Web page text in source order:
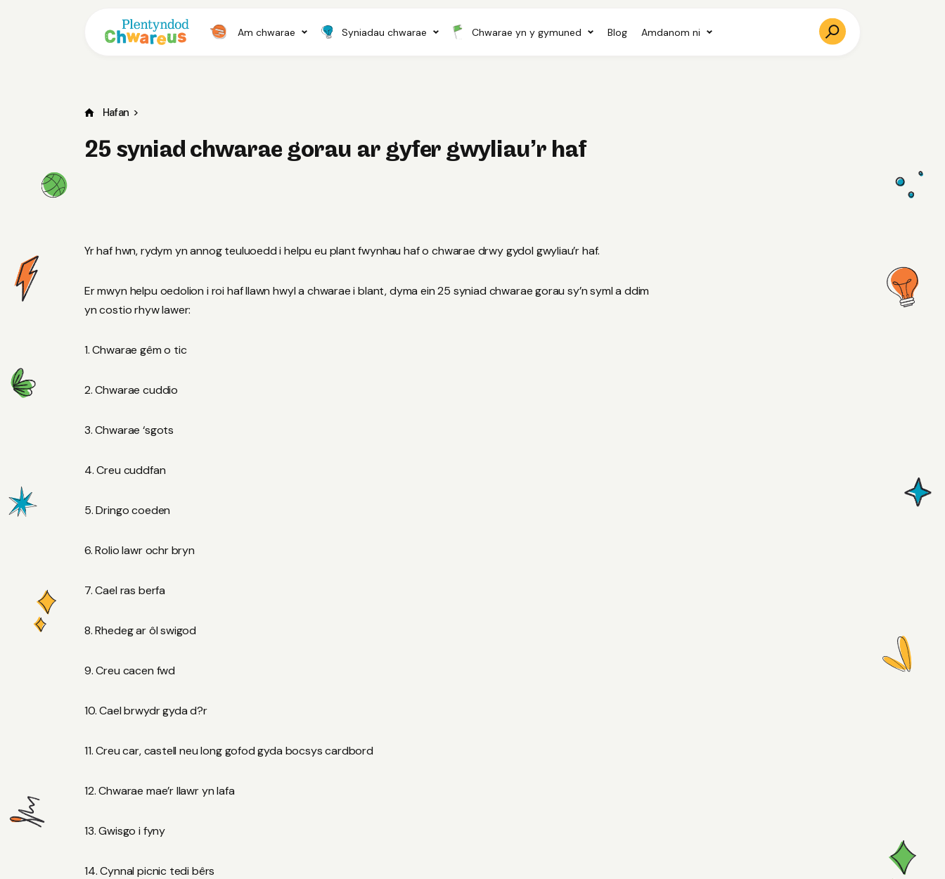
Am chwarae Syniadau chwarae Chwarae yn y gymuned Blog Amdanom ni
Hafan >
25 syniad chwarae gorau ar gyfer gwyliau’r haf
Yr haf hwn, rydym yn annog teuluoedd i helpu eu plant fwynhau haf o chwarae drwy gydol gwyliau’r haf.
Er mwyn helpu oedolion i roi haf llawn hwyl a chwarae i blant, dyma ein 25 syniad chwarae gorau sy’n syml a ddim
yn costio rhyw lawer:
Chwarae gêm o tic
Chwarae cuddio
Chwarae ‘sgots
Creu cuddfan
Dringo coeden
Rolio lawr ochr bryn
Cael ras berfa
Rhedeg ar ôl swigod
Creu cacen fwd
Cael brwydr gyda d?r
Creu car, castell neu long gofod gyda bocsys cardbord
Chwarae mae’r llawr yn lafa
Gwisgo i fyny
Cynnal picnic tedi bêrs